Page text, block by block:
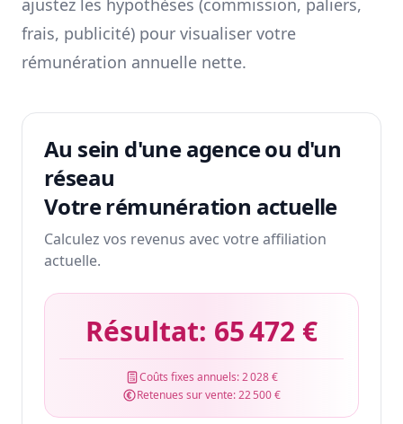
ajustez les hypothèses (commission, paliers,
frais, publicité) pour visualiser votre
rémunération annuelle nette.
Au sein d'une agence ou d'un
réseau
Votre rémunération actuelle
Calculez vos revenus avec votre affiliation
actuelle.
Résultat: 65 472 €
Coûts fixes annuels:2 028 €
Retenues sur vente:22 500 €